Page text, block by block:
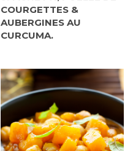
COURGETTES &
AUBERGINES AU
CURCUMA.